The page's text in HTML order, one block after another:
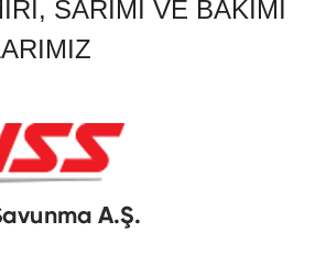
SARIMI VE BAKIMI